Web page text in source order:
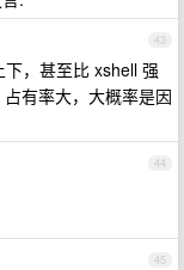
43
，甚至比 xshell 强
有率大，大概率是因
44
45